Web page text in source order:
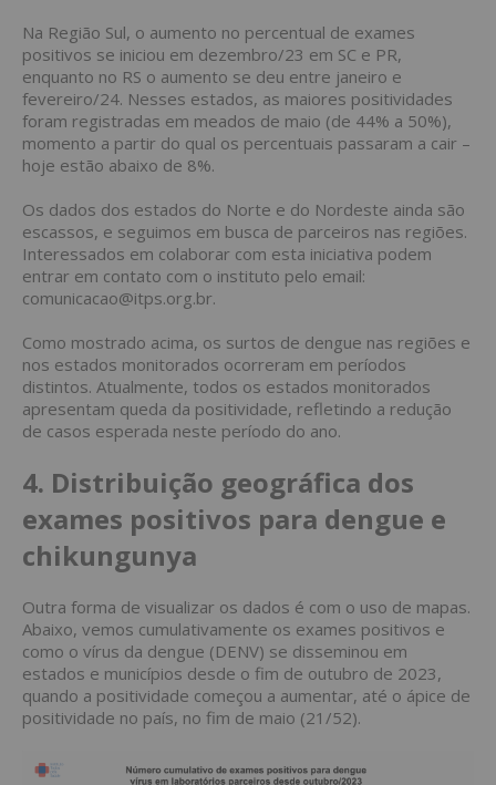
Na Região Sul, o aumento no percentual de exames
positivos se iniciou em dezembro/23 em SC e PR,
enquanto no RS o aumento se deu entre janeiro e
fevereiro/24. Nesses estados, as maiores positividades
foram registradas em meados de maio (de 44% a 50%),
momento a partir do qual os percentuais passaram a cair –
hoje estão abaixo de 8%.
Os dados dos estados do Norte e do Nordeste ainda são
escassos, e seguimos em busca de parceiros nas regiões.
Interessados em colaborar com esta iniciativa podem
entrar em contato com o instituto pelo email:
comunicacao@itps.org.br.
Como mostrado acima, os surtos de dengue nas regiões e
nos estados monitorados ocorreram em períodos
distintos. Atualmente, todos os estados monitorados
apresentam queda da positividade, refletindo a redução
de casos esperada neste período do ano.
4. Distribuição geográfica dos
exames positivos para dengue e
chikungunya
Outra forma de visualizar os dados é com o uso de mapas.
Abaixo, vemos cumulativamente os exames positivos e
como o vírus da dengue (DENV) se disseminou em
estados e municípios desde o fim de outubro de 2023,
quando a positividade começou a aumentar, até o ápice de
positividade no país, no fim de maio (21/52).